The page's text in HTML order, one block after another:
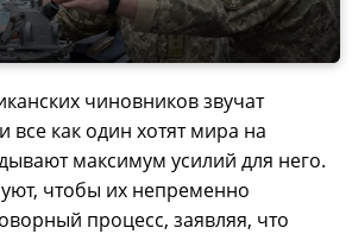
чиновников звучат
все как один хотят мира на
максимум усилий для него.
чтобы их непременно
процесс, заявляя, что